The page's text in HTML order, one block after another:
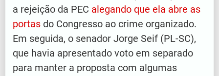
a rejeição da PEC alegando que ela abre as
portas do Congresso ao crime organizado.
Em seguida, o senador Jorge Seif (PL-SC),
que havia apresentado voto em separado
para manter a proposta com algumas